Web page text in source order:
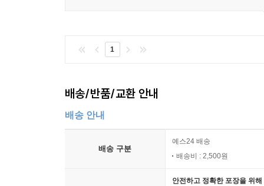
1
배송/반품/교환 안내
배송 안내
배송 구분
예스24 배송
배송비 : 2,500원
안전하고 정확한 포장을 위